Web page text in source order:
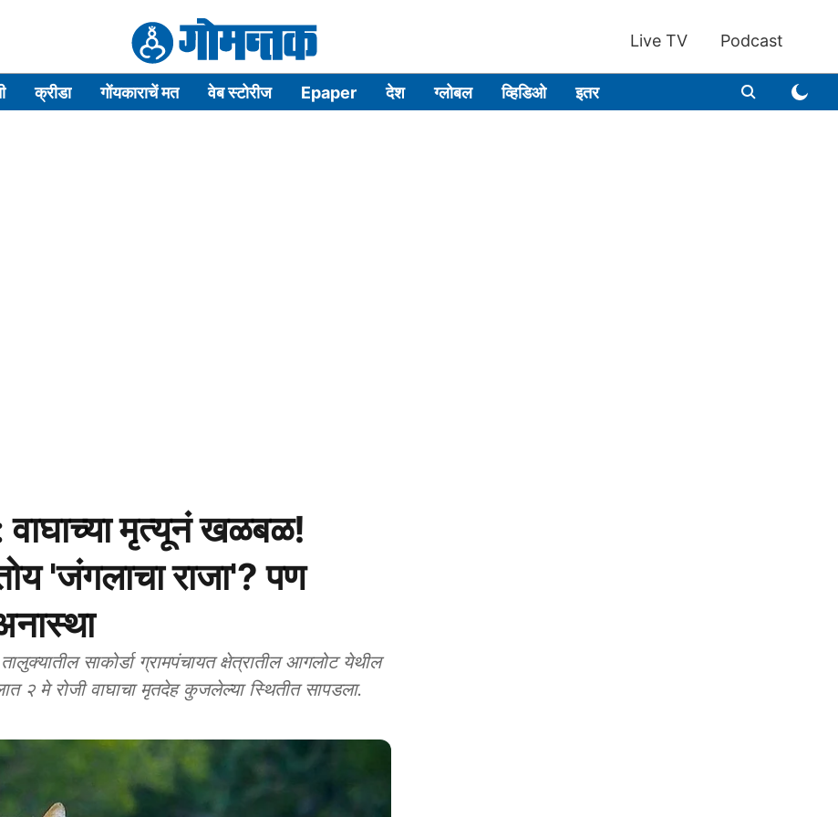
Live TV Podcast
क्रीडा गोंयकाराचें मत वेब स्टोरीज Epaper देश ग्लोबल व्हिडिओ इतर
मृत्यूनं खळबळ!
'जंगलाचा राजा'? पण
साकोर्डा ग्रामपंचायत क्षेत्रातील आगलोट येथील
२ मे रोजी वाघाचा मृतदेह कुजलेल्या स्थितीत सापडला.